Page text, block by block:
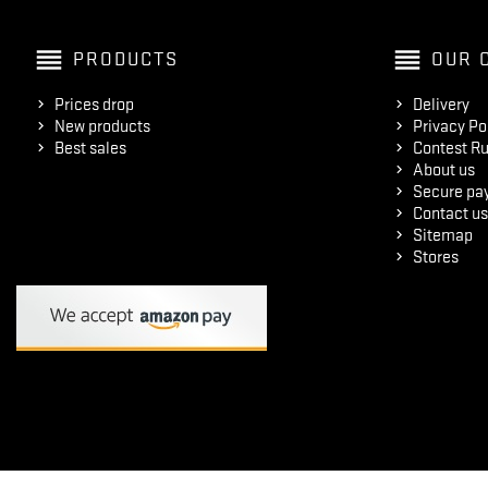
reorder PRODUCTS
Prices drop
New products
Best sales
reorder OUR
Delivery
Privacy
Contest
About us
Secure
Contact us
Sitemap
Stores